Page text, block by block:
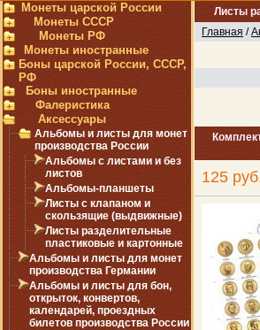
Монеты царской России
Монеты СССР
Монеты РФ
Монеты иностранные
Боны царской России, СССР,
РФ
Боны иностранные
Фалеристика
Аксессуары
Альбомы и листы для монет
производства России
Альбомы с листами и без
листов
Альбомы-планшеты
Листы с клапаном и
скользящие (выдвижные)
Листы разделительные
пластиковые и картонные
Альбомы и листы для монет
производства Германии
Альбомы и листы для бон,
открыток, конвертов,
календарей, проездных
билетов производства России
Листы
Главная /
125